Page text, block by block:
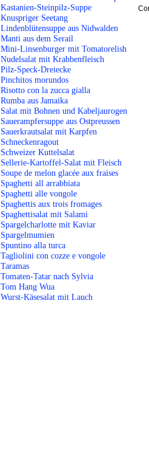
Kastanien-Steinpilz-Suppe
Knuspriger Seetang
Lindenblütensuppe aus Nidwalden
Manti aus dem Serail
Mini-Linsenburger mit Tomatorelish
Nudelsalat mit Krabbenfleisch
Pilz-Speck-Dreiecke
Pinchitos morundos
Risotto con la zucca gialla
Rumba aus Jamaika
Salat mit Bohnen und Kabeljaurogen
Sauerampfersuppe aus Ostpreussen
Sauerkrautsalat mit Karpfen
Schneckenragout
Schweizer Kuttelsalat
Sellerie-Kartoffel-Salat mit Fleisch
Soupe de melon glacée aux fraises
Spaghetti all arrabbiata
Spaghetti alle vongole
Spaghettis aux trois fromages
Spaghettisalat mit Salami
Spargelcharlotte mit Kaviar
Spargelmumien
Spuntino alla turca
Tagliolini con cozze e vongole
Taramas
Tomaten-Tatar nach Sylvia
Tom Hang Wua
Wurst-Käsesalat mit Lauch